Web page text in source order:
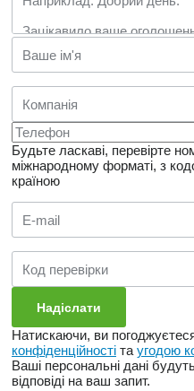
Будьте ласкаві, перевірте
міжнародному форматі, з
країною
Натискаючи, ви
конфіденційності та угодою
Ваші персональні дані
відповіді на ваш запит.